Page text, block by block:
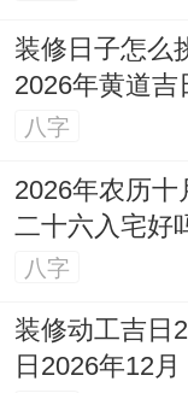
项，比如祭祀
证明啊；这
理发从某种有
得标记。有鉴
借到天时得助
不过呢，表格
装修日子怎么
2026年黄道吉
八字
2026年农历十
二十六入宅好
八字
装修动工吉日
日2026年12月